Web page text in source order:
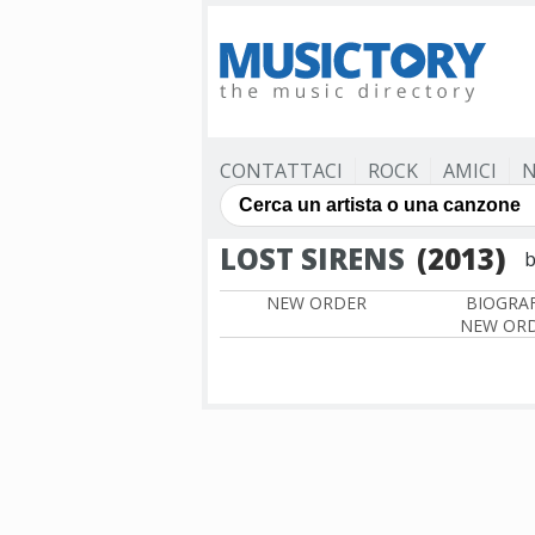
CONTATTACI ROCK AMICI
LOST SIRENS (2013)
NEW ORDER
NEW